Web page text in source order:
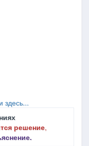
здесь...
решение,